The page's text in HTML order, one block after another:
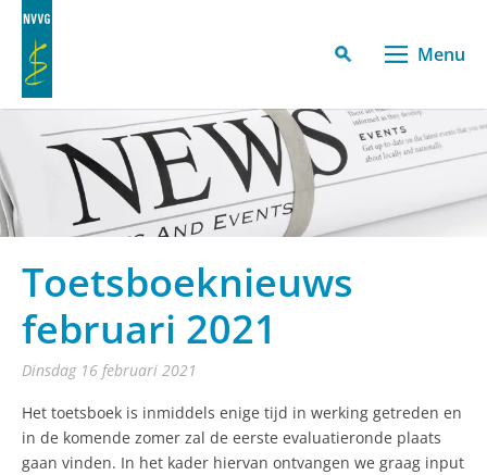
Menu
Toetsboeknieuws
februari 2021
dinsdag 16 februari 2021
Het toetsboek is inmiddels enige tijd in werking getreden en
in de komende zomer zal de eerste evaluatieronde plaats
gaan vinden. In het kader hiervan ontvangen we graag input